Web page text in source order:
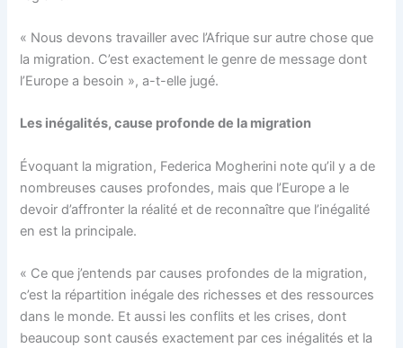
« Nous devons travailler avec l’Afrique sur autre chose que
la migration. C’est exactement le genre de message dont
l’Europe a besoin », a-t-elle jugé.
Les inégalités, cause profonde de la migration
Évoquant la migration, Federica Mogherini note qu’il y a de
nombreuses causes profondes, mais que l’Europe a le
devoir d’affronter la réalité et de reconnaître que l’inégalité
en est la principale.
« Ce que j’entends par causes profondes de la migration,
c’est la répartition inégale des richesses et des ressources
dans le monde. Et aussi les conflits et les crises, dont
beaucoup sont causés exactement par ces inégalités et la